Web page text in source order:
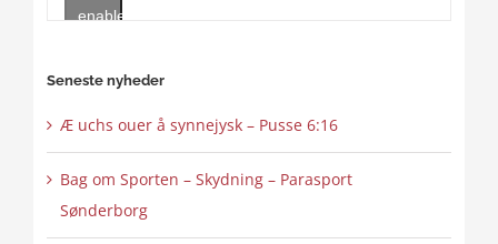
enable
Seneste nyheder
Æ uchs ouer å synnejysk – Pusse 6:16
Bag om Sporten – Skydning – Parasport
Sønderborg